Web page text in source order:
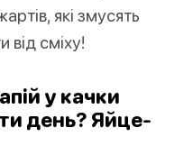
які змусять
від сміху!
у качки
день? Яйце-